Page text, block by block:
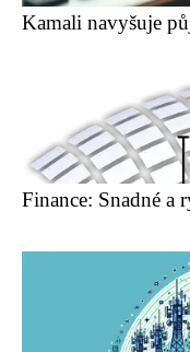
Kamali navyšuje
Finance: Snadné a